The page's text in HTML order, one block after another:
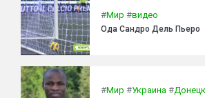
#Мир #видео
Ода Сандро Дель Пьеро
#Мир #Украина #Донецк